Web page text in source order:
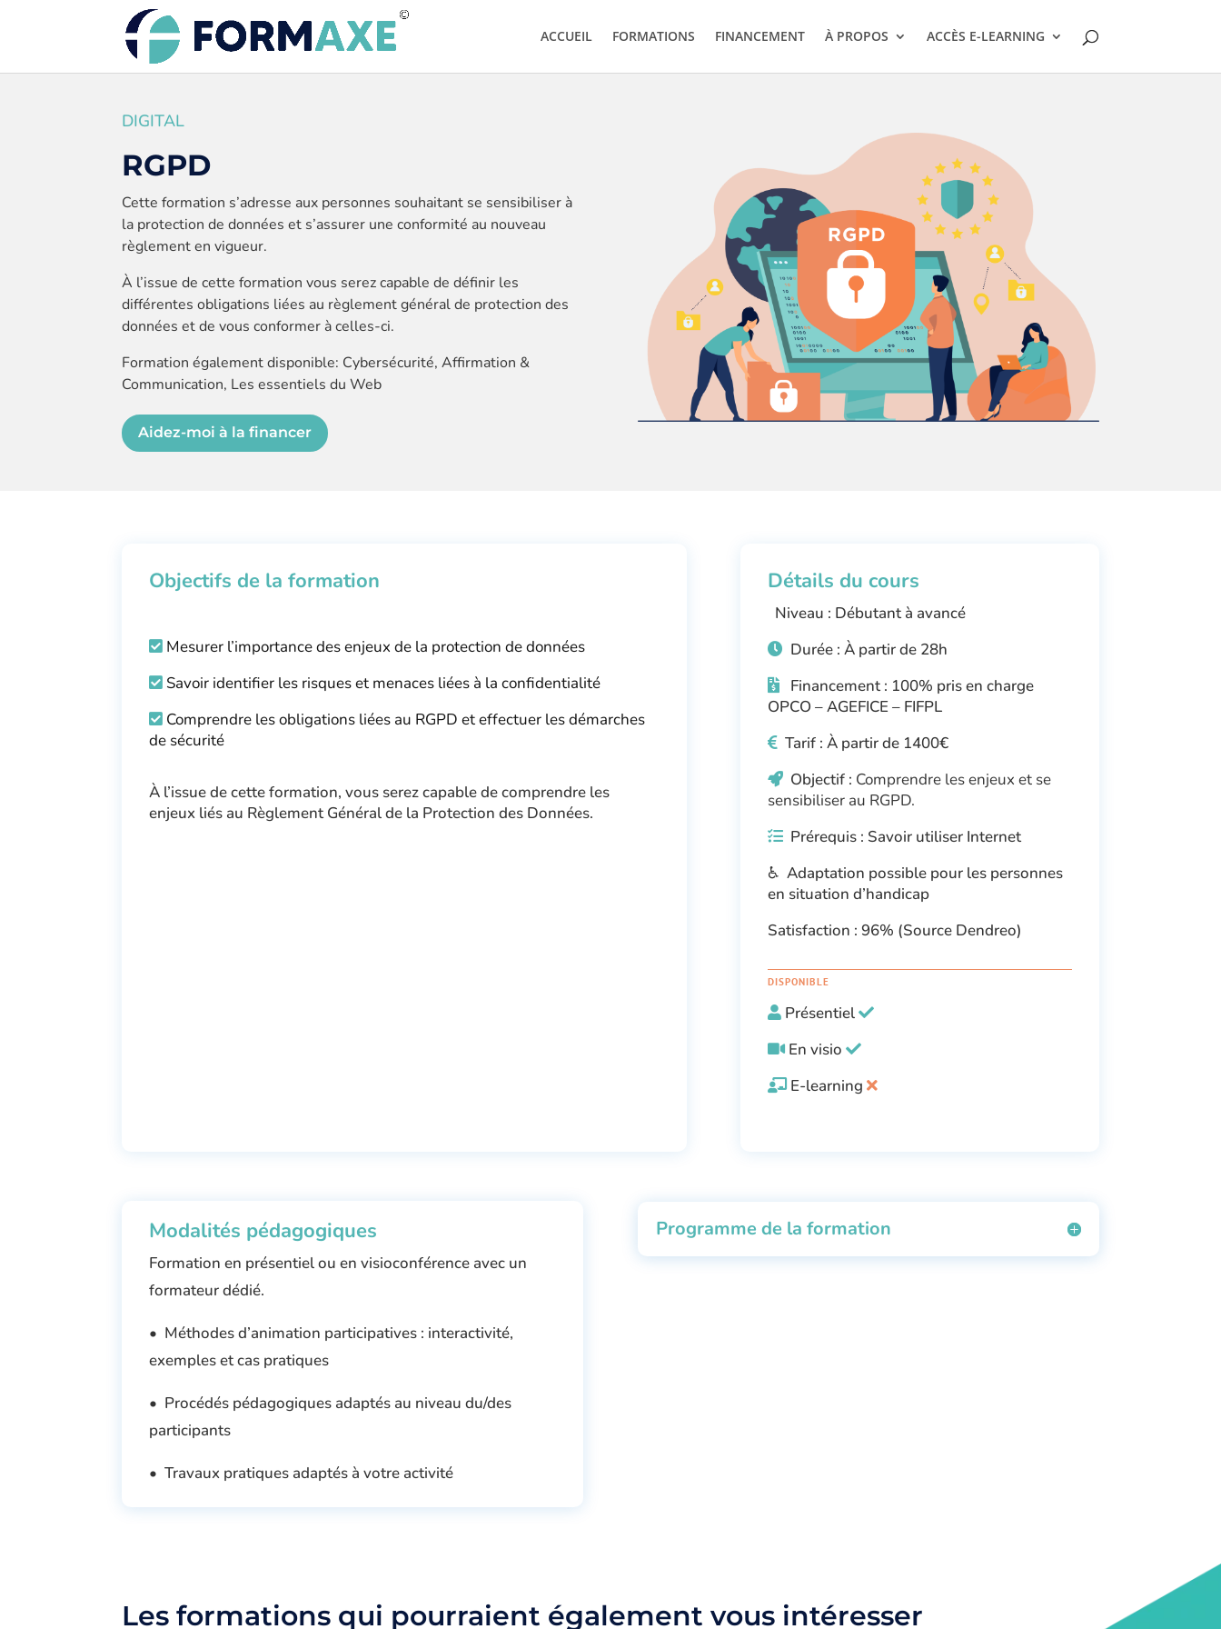
ACCUEIL FORMATIONS FINANCEMENT À PROPOS ACCÈS E-LEARNING
DIGITAL
RGPD
Cette formation s’adresse aux personnes souhaitant se sensibiliser à
la protection de données et s’assurer une conformité au nouveau
règlement en vigueur.
À l’issue de cette formation vous serez capable de définir les
différentes obligations liées au règlement général de protection des
données et de vous conformer à celles-ci.
Formation également disponible: Cybersécurité, Affirmation &
Communication, Les essentiels du Web
Aidez-moi à la financer
Objectifs de la formation
Mesurer l’importance des enjeux de la protection de données
Savoir identifier les risques et menaces liées à la confidentialité
Comprendre les obligations liées au RGPD et effectuer les démarches
de sécurité
À l’issue de cette formation, vous serez capable de comprendre les
enjeux liés au Règlement Général de la Protection des Données.
Détails du cours
Niveau : Débutant à avancé
Durée : À partir de28h
Financement : 100% pris en charge
OPCO – AGEFICE – FIFPL
Tarif : À partir de 1400€
Objectif : Comprendre les enjeux et se
sensibiliser au RGPD.
Prérequis : Savoir utiliser Internet
♿ Adaptation possible pour les personnes
en situation d’handicap
Satisfaction : 96% (Source Dendreo)
DISPONIBLE
Présentiel
En visio
E-learning
Modalités pédagogiques
Formation en présentiel ou en visioconférence avec un
formateur dédié.
• Méthodes d’animation participatives : interactivité,
exemples et cas pratiques
• Procédés pédagogiques adaptés au niveau du/des
participants
• Travaux pratiques adaptés à votre activité
Programme de la formation
Les formations qui pourraient également vous intéresser